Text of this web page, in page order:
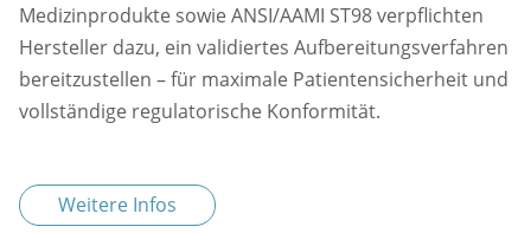
Medizinprodukte sowie ANSI/AAMI ST98 verpflichten
Hersteller dazu, ein validiertes Aufbereitungsverfahren
bereitzustellen – für maximale Patientensicherheit und
vollständige regulatorische Konformität.
Weitere Infos